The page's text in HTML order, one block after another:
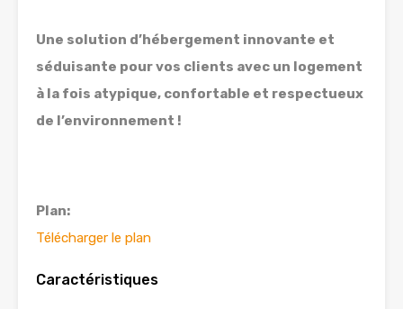
Une solution d’hébergement innovante et
séduisante pour vos clients avec un logement
à la fois atypique, confortable et respectueux
de l’environnement !
Plan:
Télécharger le plan
Caractéristiques